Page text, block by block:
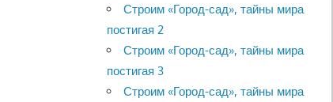
Строим «Город-сад», тайны мира
постигая 2
Строим «Город-сад», тайны мира
постигая 3
Строим «Город-сад», тайны мира